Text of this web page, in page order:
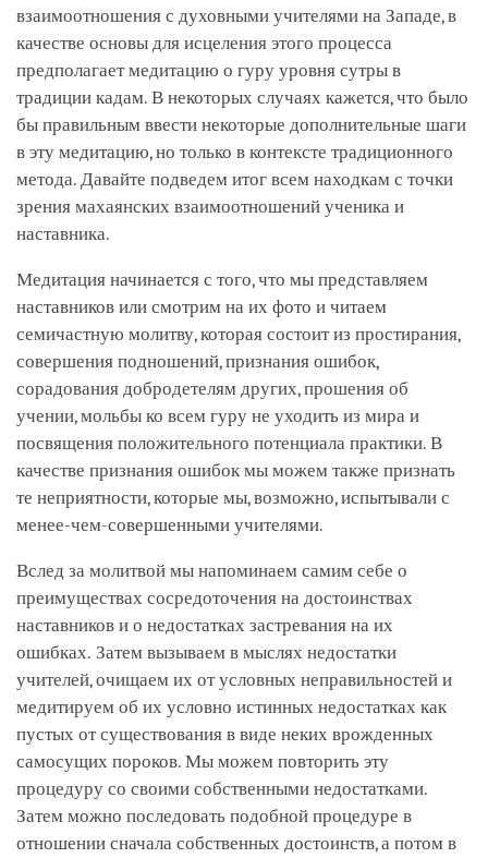
взаимоотношения с духовными учителями на Западе, в
качестве основы для исцеления этого процесса
предполагает медитацию о гуру уровня сутры в
традиции кадам. В некоторых случаях кажется, что было
бы правильным ввести некоторые дополнительные шаги
в эту медитацию, но только в контексте традиционного
метода. Давайте подведем итог всем находкам с точки
зрения махаянских взаимоотношений ученика и
наставника.
Медитация начинается с того, что мы представляем
наставников или смотрим на их фото и читаем
семичастную молитву, которая состоит из простирания,
совершения подношений, признания ошибок,
сорадования добродетелям других, прошения об
учении, мольбы ко всем гуру не уходить из мира и
посвящения положительного потенциала практики. В
качестве признания ошибок мы можем также признать
те неприятности, которые мы, возможно, испытывали с
менее-чем-совершенными учителями.
Вслед за молитвой мы напоминаем самим себе о
преимуществах сосредоточения на достоинствах
наставников и о недостатках застревания на их
ошибках. Затем вызываем в мыслях недостатки
учителей, очищаем их от условных неправильностей и
медитируем об их условно истинных недостатках как
пустых от существования в виде неких врожденных
самосущих пороков. Мы можем повторить эту
процедуру со своими собственными недостатками.
Затем можно последовать подобной процедуре в
отношении сначала собственных достоинств, а потом в